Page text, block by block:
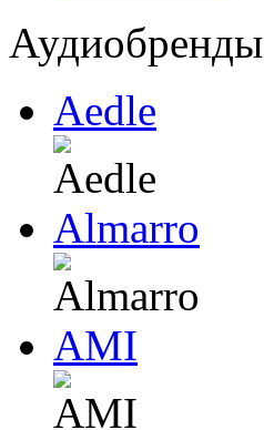
Аудиобренды
Aedle
Almarro
AMI